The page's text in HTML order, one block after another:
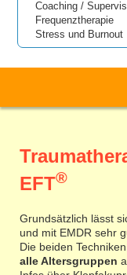
Coaching /
Frequenztherapie
Stress und Burnout
EFT®
Grundsätzlich lässt
und mit EMDR sehr
Die beiden
alle Altersgruppen